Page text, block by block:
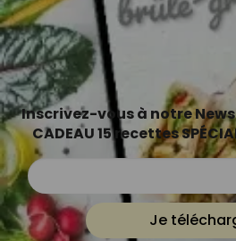
Inscrivez-vous à notre
CADEAU 15 recettes
Je